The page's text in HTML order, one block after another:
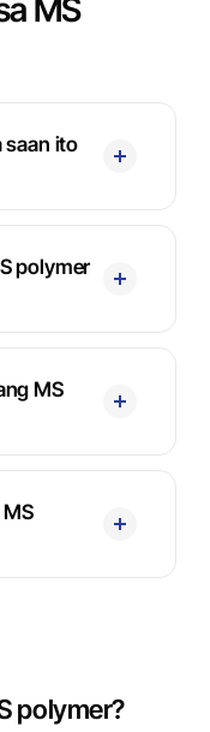
MS
saan ito
polymer
MS
polymer?